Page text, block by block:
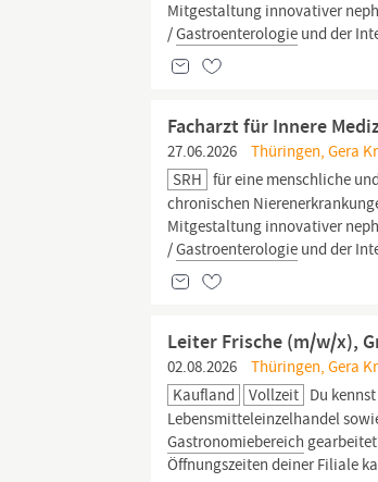
Mitgestaltung innovativer
/Gastroenterologie und der
Facharzt für Innere
27.06.2026
Thüringen, Gera
SRH für eine menschliche
chronischen
Mitgestaltung innovativer
/Gastroenterologie und der
Leiter Frische (m/w/x),
02.08.2026
Thüringen, Gera
Kaufland
Vollzeit Du
Lebensmitteleinzelhandel
Gastronomiebereich
Öffnungszeiten deiner Filiale